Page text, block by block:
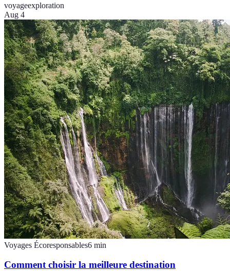
voyageexploration
Aug 4
Voyages Écoresponsables6 min
Comment choisir la meilleure destination